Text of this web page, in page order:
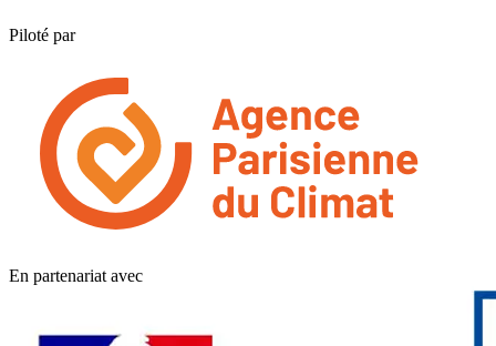
Piloté par
En partenariat avec